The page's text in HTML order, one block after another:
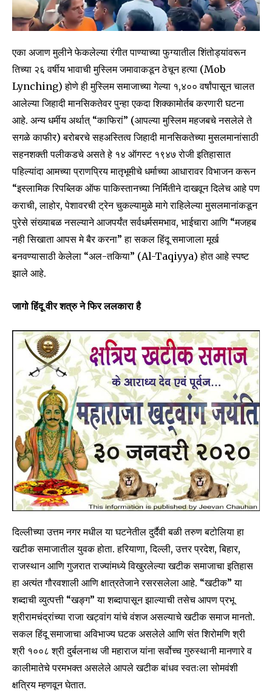
एका अजाण मुलीने फेकलेल्या रंगीत पाण्याच्या फुग्यातील शिंतोड्यांवरून
तिच्या २६ वर्षीय भावाची मुस्लिम जमावाकडून ठेचून हत्या (Mob
Lynching) होणे ही मुस्लिम समाजाच्या गेल्या १,४०० वर्षांपासून चालत
आलेल्या जिहादी मानसिकतेवर पुन्हा एकदा शिक्कामोर्तब करणारी घटना
आहे. अन्य धर्मीय अर्थात् “काफिरां” (आपल्या मुस्लिम महजबचे नसलेले ते
सगळे काफीर) बरोबरचे सहअस्तित्व जिहादी मानसिकतेच्या मुसलमानांसाठी
सहनशक्ती पलीकडचे असते हे १४ ऑगस्ट १९४७ रोजी इतिहासात
पहिल्यांदा आमच्या प्राणप्रिय मातृभूमीचे धर्माच्या आधारावर विभाजन करून
“इस्लामिक रिपब्लिक ऑफ पाकिस्तानच्या निर्मितीने दाखवून दिलेच आहे पण
कराची, लाहोर, पेशावरची ट्रेन चुकल्यामुळे मागे राहिलेल्या मुसलमानांकडून
पुरेसे संख्याबळ नसल्याने आजपर्यंत सर्वधर्मसमभाव, भाईचारा आणि “मजहब
नही सिखाता आपस मे बैर करना” हा सकल हिंदू समाजाला मूर्ख
बनवण्यासाठी केलेला “अल-तकिया” (Al-Taqiyya) होत आहे स्पष्ट
झाले आहे.
जागो हिंदू वीर शत्रु ने फिर ललकारा है
दिल्लीच्या उत्तम नगर मधील या घटनेतील दुर्दैवी बळी तरुण बटोलिया हा
खटीक समाजातील युवक होता. हरियाणा, दिल्ली, उत्तर प्रदेश, बिहार,
राजस्थान आणि गुजरात राज्यांमध्ये विखुरलेल्या खटीक समाजाचा इतिहास
हा अत्यंत गौरवशाली आणि क्षात्रतेजाने रसरसलेला आहे. “खटीक” या
शब्दाची व्युत्पत्ती “खङ्ग” या शब्दापासून झाल्याची तसेच आपण प्रभू
श्रीरामचंद्रांच्या राजा खट्वांग यांचे वंशज असल्याचे खटीक समाज मानतो.
सकल हिंदू समाजाचा अविभाज्य घटक असलेले आणि संत शिरोमणि श्री
श्री १००८ श्री दुर्बलनाथ जी महाराज यांना सर्वोच्च गुरुस्थानी मानणारे व
कालीमातेचे परमभक्त असलेले आपले खटीक बांधव स्वतःला सोमवंशी
क्षत्रिय म्हणवून घेतात.